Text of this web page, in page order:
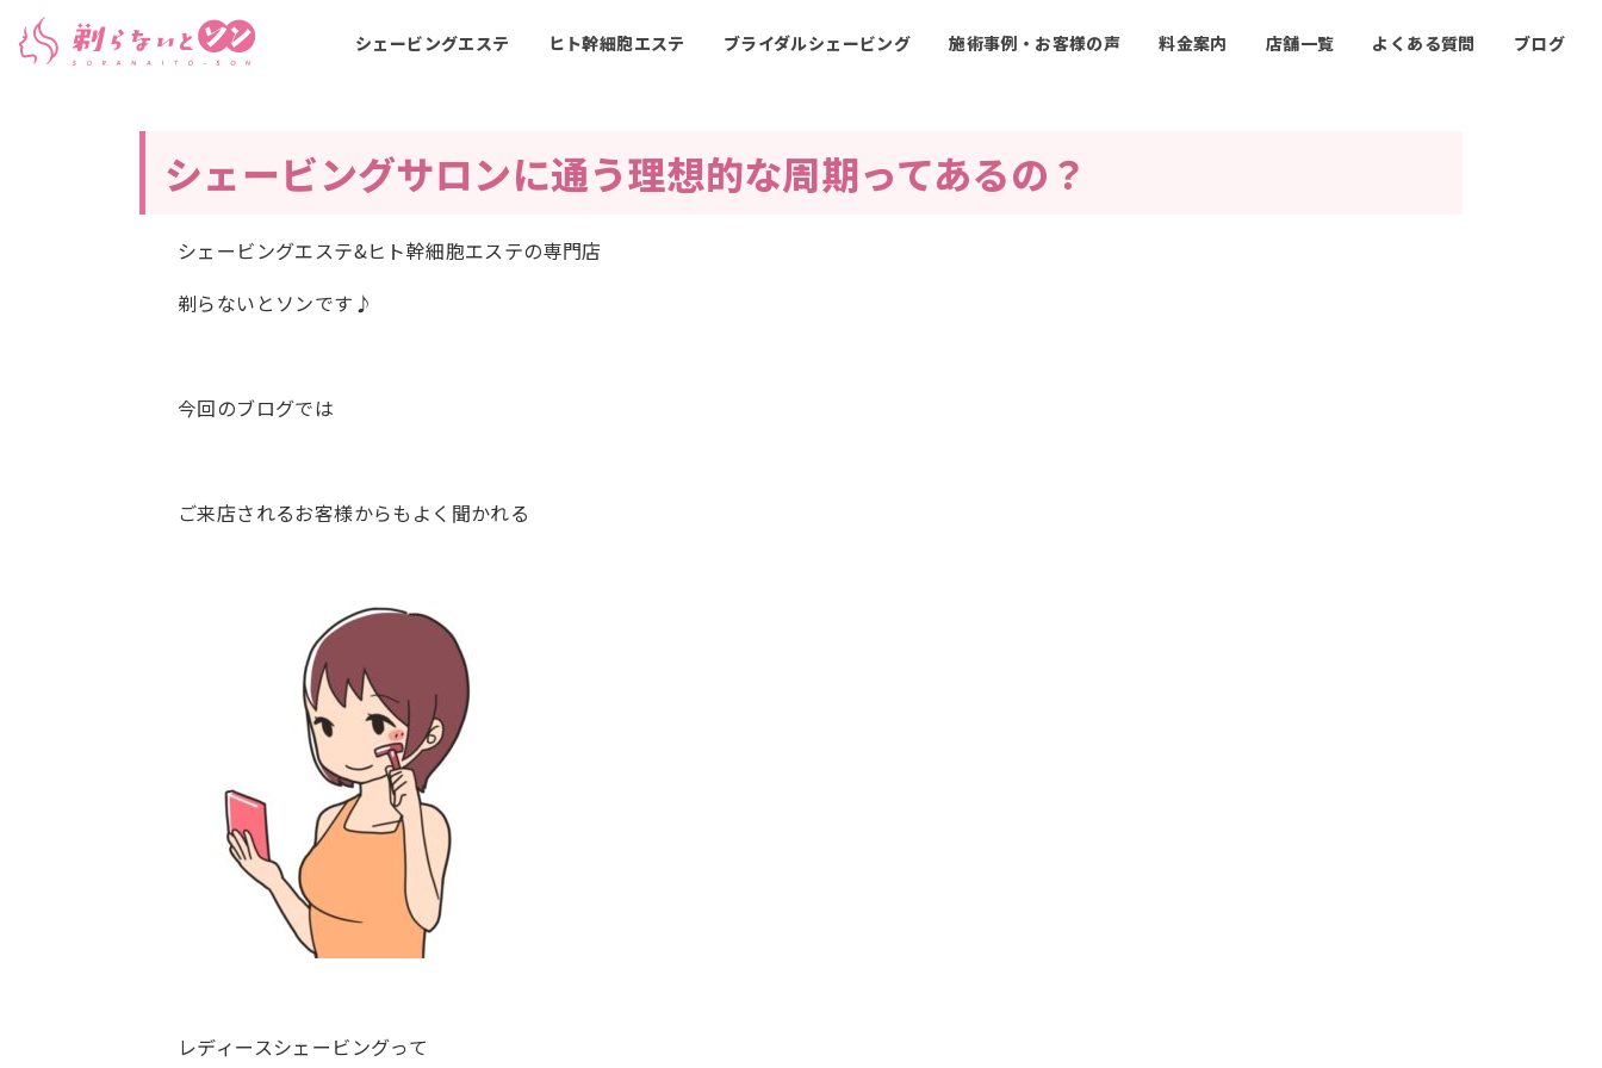
シェービングエステ ヒト幹細胞エステ ブライダルシェービング 施術事例・お客様の声 料金案内 店舗一覧 よくある質問 ブログ
シェービングサロンに通う理想的な周期ってあるの？
シェービングエステ&ヒト幹細胞エステの専門店
剃らないとソンです♪
今回のブログでは
ご来店されるお客様からもよく聞かれる
レディースシェービングって